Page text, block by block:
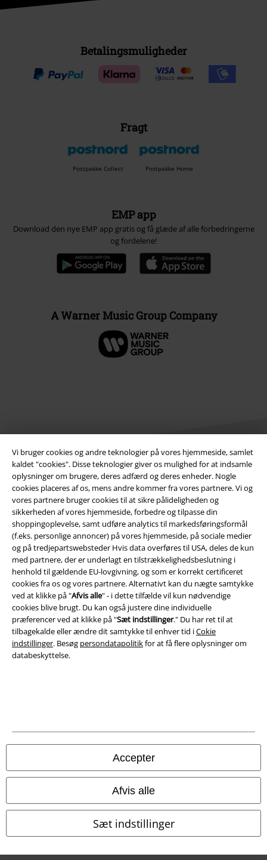
Vi bruger cookies og andre teknologier på vores hjemmeside, samlet
kaldet "cookies". Disse teknologier giver os mulighed for at indsamle
oplysninger om brugere, deres adfærd og deres enheder. Nogle
cookies placeres af os, mens andre kommer fra vores partnere. Vi og
vores partnere bruger cookies til at sikre pålideligheden og
sikkerheden af ​​vores hjemmeside, forbedre og tilpasse din
shoppingoplevelse, samt udføre analytics til markedsføringsformål
(f.eks. personlige annoncer) på vores hjemmeside, på sociale medier
og på tredjepartswebsteder Hvis data overføres til USA, deles de kun
med partnere, der er underlagt en tilstrækkelighedsbeslutning i
henhold til gældende EU-lovgivning, og som er korrekt certificeret
cookies fra os og vores partnere. Alternativt kan du nægte samtykke
ved at klikke på "Afvis alle" - i dette tilfælde vil kun nødvendige
cookies blive brugt. Du kan også justere dine individuelle
præferencer ved at klikke på "Sæt indstillinger." Du har ret til at
tilbagekalde eller ændre dit samtykke til enhver tid iCokie
indstillinger. Besøg persondatapolitikfor at få flere oplysninger om
databeskyttelse.
Accepter
Afvis alle
Sæt indstillinger
Betalingsmuligheder
Fragt
Postpakke Collect Postpakke Home
EMP app
Download den nye EMP app gratis og få glæde af alle forbedringerne
og fordelene!
A Warner Music Group Company
Juridisk
Salgs-, medlems- & leveringsbetingelser
Om EMP Danmark
Persondatapolitik
Bortskaffelse af affald og miljøbeskyttelse
Overensstemmelseserklæring
Oplysninger om tilgængelighed